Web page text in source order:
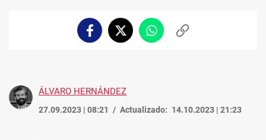
FacebookTwitterWhatsappCopiar
ÁLVARO HERNÁNDEZ
27.09.2023 | 08:21 Actualizado: 14.10.2023 | 21:23